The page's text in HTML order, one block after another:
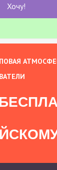
Хочу!